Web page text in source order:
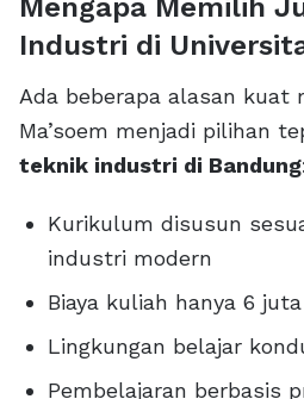
Mengapa Memilih
Industri di
Ada beberapa alasan kuat
Ma’soem menjadi pilihan
teknik industri di Bandung:
Kurikulum disusun
industri modern
Biaya kuliah hanya 6
Lingkungan belajar
Pembelajaran berbasis